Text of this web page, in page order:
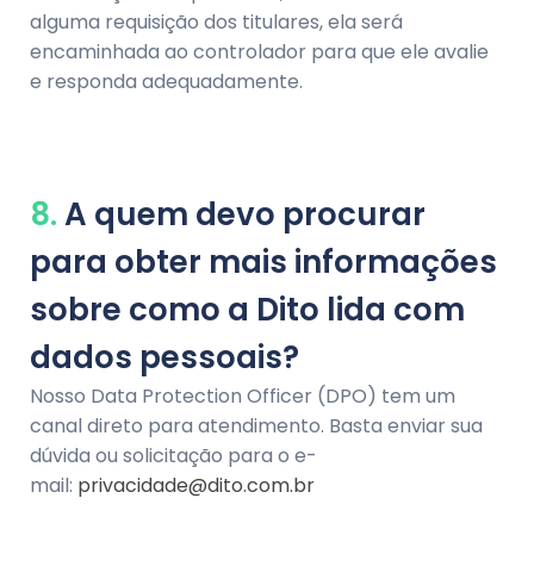
alguma requisição dos titulares, ela será
encaminhada ao controlador para que ele avalie
e responda adequadamente.
8.A quem devo procurar
para obter mais informações
sobre como a Dito lida com
dados pessoais?
Nosso Data Protection Officer (DPO) tem um
canal direto para atendimento. Basta enviar sua
dúvida ou solicitação para o e-
mail: privacidade@dito.com.br